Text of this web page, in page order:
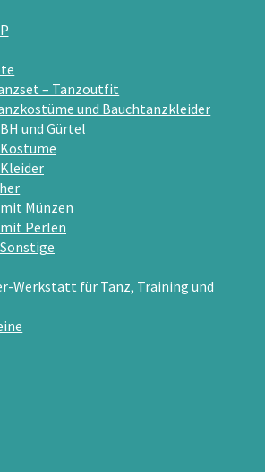
– Tanzoutfit
und Bauchtanzkleider
BH und Gürtel
Kostüme
Kleider
mit Münzen
mit Perlen
Sonstige
Werkstatt für Tanz, Training und